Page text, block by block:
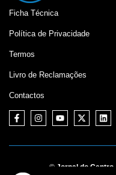
Ficha Técnica
Política de Privacidade
Termos
Livro de Reclamações
Contactos
© Jornal do Centro,